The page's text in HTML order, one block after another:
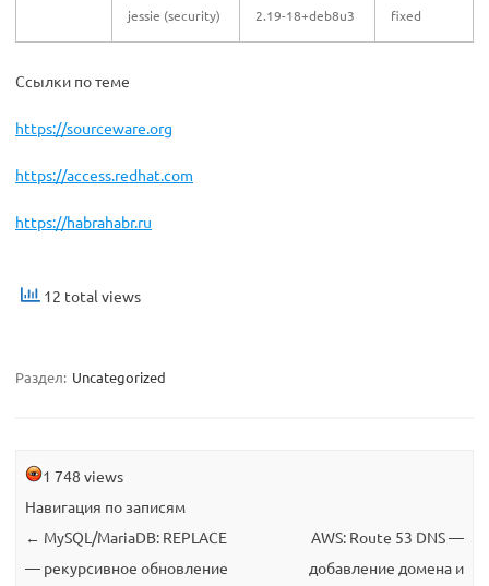
jessie (security) 2.19-18+deb8u3 fixed
Ссылки по теме
https://sourceware.org
https://access.redhat.com
https://habrahabr.ru
12 total views
Раздел: Uncategorized
1 748 views
Навигация по записям
← MySQL/MariaDB: REPLACE
— рекурсивное обновление
AWS: Route 53 DNS —
добавление домена и